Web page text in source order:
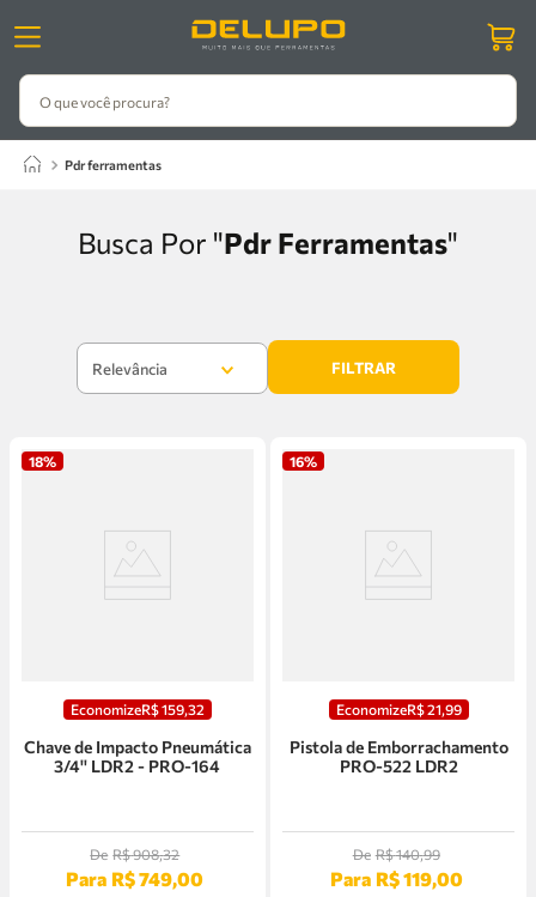
O que você procura?
pdr ferramentas
Pdr Ferramentas
Relevância FILTRAR
18%
EconomizeR$159, 32
Chave de Impacto Pneumática
3/4'' LDR2 - PRO-164
De R$908,32
Para R$749,00
16%
EconomizeR$21 99
Pistola de Emborrachamento
PRO-522 LDR2
De R$140,99
Para R$119,00